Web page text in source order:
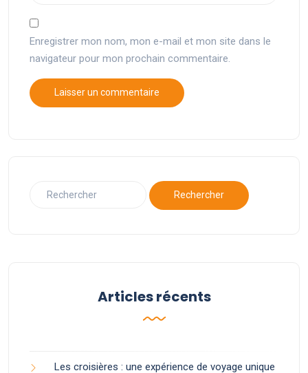
Enregistrer mon nom, mon e-mail et mon site dans le
navigateur pour mon prochain commentaire.
Articles récents
Les croisières : une expérience de voyage unique